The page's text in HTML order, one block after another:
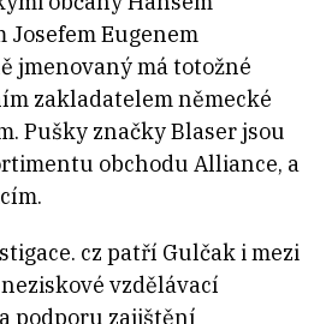
Josefem Eugenem
jmenovaný má totožné
zakladatelem německé
Pušky značky Blaser jsou
obchodu Alliance, a
cz patří Gulčak i mezi
vzdělávací
podporu zajištění